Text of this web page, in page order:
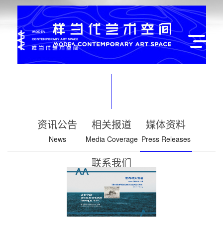
资讯公告
News
相关报道
Media Coverage
媒体资料
Press Releases
联系我们
Contact Us